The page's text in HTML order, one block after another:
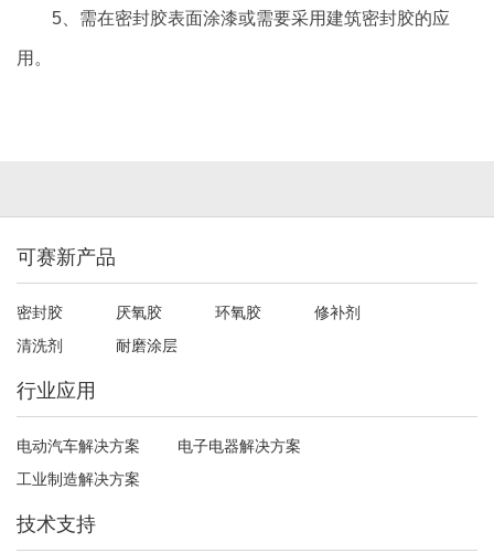
5、需在密封胶表面涂漆或需要采用建筑密封胶的应
用。
可赛新产品
密封胶 厌氧胶 环氧胶
修补剂
清洗剂
耐磨涂层
行业应用
电动汽车解决方案
电子电器解决方案
工业制造解决方案
技术支持